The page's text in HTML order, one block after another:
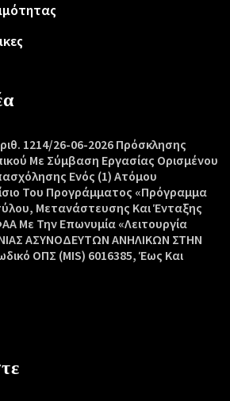
1214/26-06-2026 Πρόσκλησης
Με Σύμβαση Εργασίας Ορισμένου
Ενός (1) Ατόμου
Του Προγράμματος «Πρόγραμμα
Μετανάστευσης Και Ένταξης
Με Την Επωνυμία «Λειτουργία
ΑΣΥΝΟΔΕΥΤΩΝ ΑΝΗΛΙΚΩΝ ΣΤΗΝ
ΟΠΣ (MIS) 6016385, Έως Και